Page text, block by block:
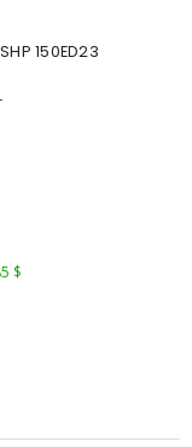
150ED23
$